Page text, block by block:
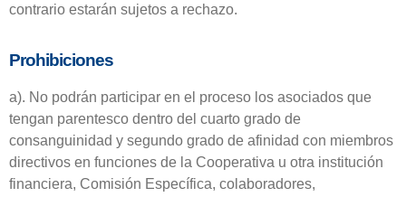
contrario estarán sujetos a rechazo.
Prohibiciones
a). No podrán participar en el proceso los asociados que
tengan parentesco dentro del cuarto grado de
consanguinidad y segundo grado de afinidad con miembros
directivos en funciones de la Cooperativa u otra institución
financiera, Comisión Específica, colaboradores,